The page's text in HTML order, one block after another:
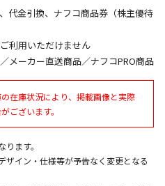
必要な商品です。別途費用が発
す。
料がかかる商品です
代金引換、ナフコ商品券（株主優待
利用いただけません
メーカー直送商品／ナフコPRO商品
在庫状況により、掲載画像と実際
ございます。
ます。
イン・仕様等が予告なく変更となる